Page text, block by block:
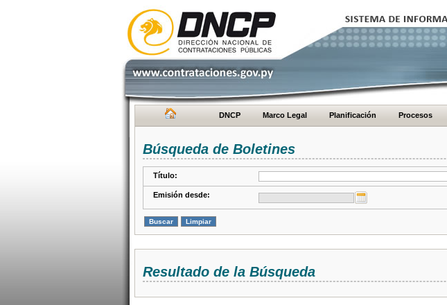
DNCP Marco Legal Planificación Procesos
Búsqueda de Boletines
Título:
Emisión desde:
Resultado de la Búsqueda